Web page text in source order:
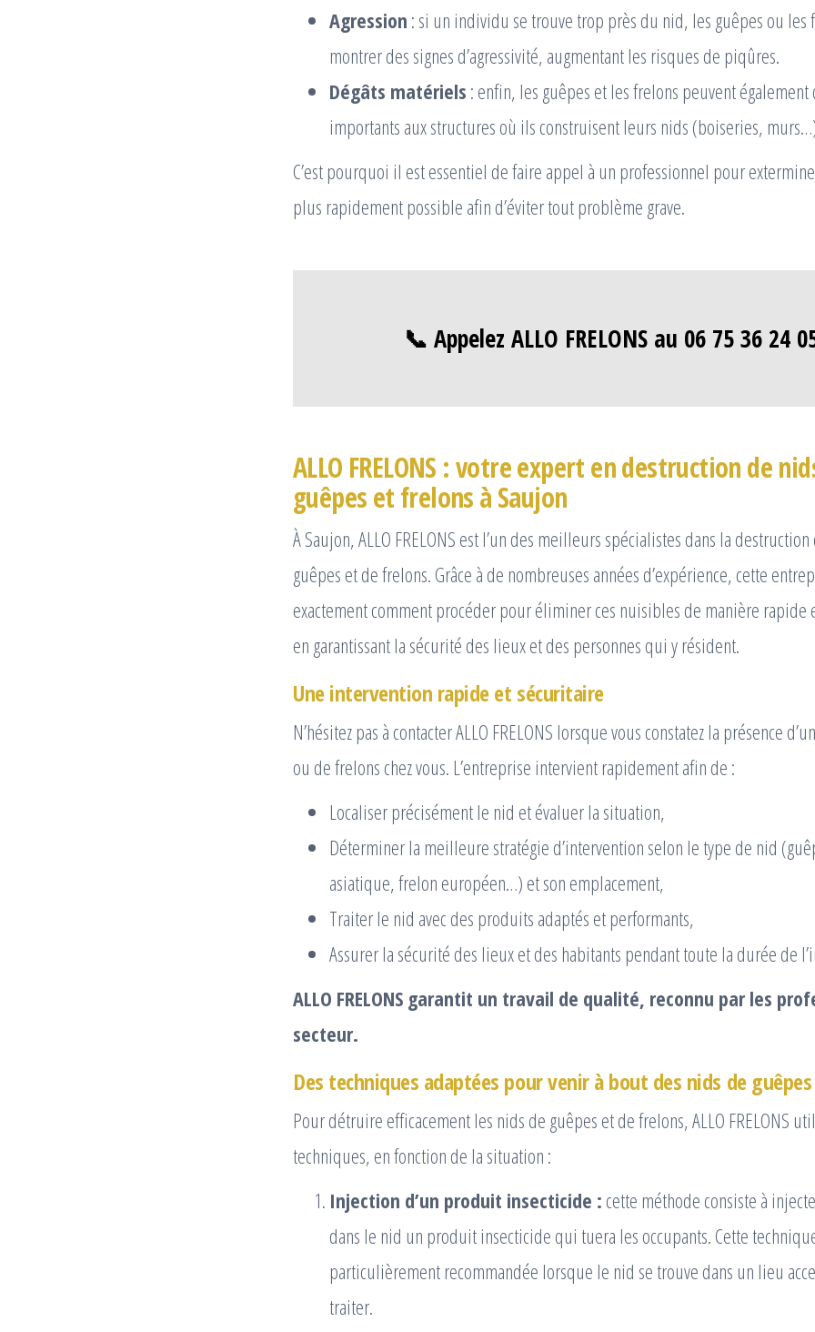
Agression : si un individu se trouve trop près du nid, les guêpes ou les
montrer des signes d’agressivité, augmentant les risques de piqûres.
Dégâts matériels : enfin, les guêpes et les frelons peuvent également
importants aux structures où ils construisent leurs nids (boiseries,
C’est pourquoi il est essentiel de faire appel à un professionnel pour
plus rapidement possible afin d’éviter tout problème grave.
📞 Appelez ALLO FRELONS au 06 75 36 24
ALLO FRELONS : votre expert en destruction de
guêpes et frelons à Saujon
À Saujon, ALLO FRELONS est l’un des meilleurs spécialistes dans la
guêpes et de frelons. Grâce à de nombreuses années d’expérience, cette
exactement comment procéder pour éliminer ces nuisibles de manière rapide
en garantissant la sécurité des lieux et des personnes qui y résident.
Une intervention rapide et sécuritaire
N’hésitez pas à contacter ALLO FRELONS lorsque vous constatez la présence
ou de frelons chez vous. L’entreprise intervient rapidement afin de :
Localiser précisément le nid et évaluer la situation,
Déterminer la meilleure stratégie d’intervention selon le type de nid
asiatique, frelon européen…) et son emplacement,
Traiter le nid avec des produits adaptés et performants,
Assurer la sécurité des lieux et des habitants pendant toute la durée de
ALLO FRELONS garantit un travail de qualité, reconnu par les
secteur.
Des techniques adaptées pour venir à bout des nids de
Pour détruire efficacement les nids de guêpes et de frelons, ALLO FRELONS
techniques, en fonction de la situation :
Injection d’un produit insecticide : cette méthode consiste à
dans le nid un produit insecticide qui tuera les occupants. Cette
particulièrement recommandée lorsque le nid se trouve dans un lieu
traiter.